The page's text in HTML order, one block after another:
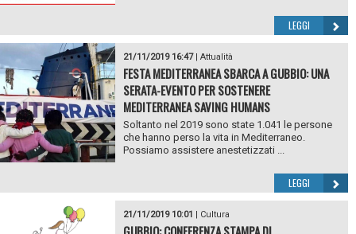
LEGGI
21/11/2019 16:47| Attualità
FESTA MEDITERRANEA SBARCA A GUBBIO: UNA
SERATA-EVENTO PER SOSTENERE
MEDITERRANEA SAVING HUMANS
Soltanto nel 2019 sono state 1.041 le persone
che hanno perso la vita in Mediterraneo.
Possiamo assistere anestetizzati ...
LEGGI
21/11/2019 10:01 Cultura